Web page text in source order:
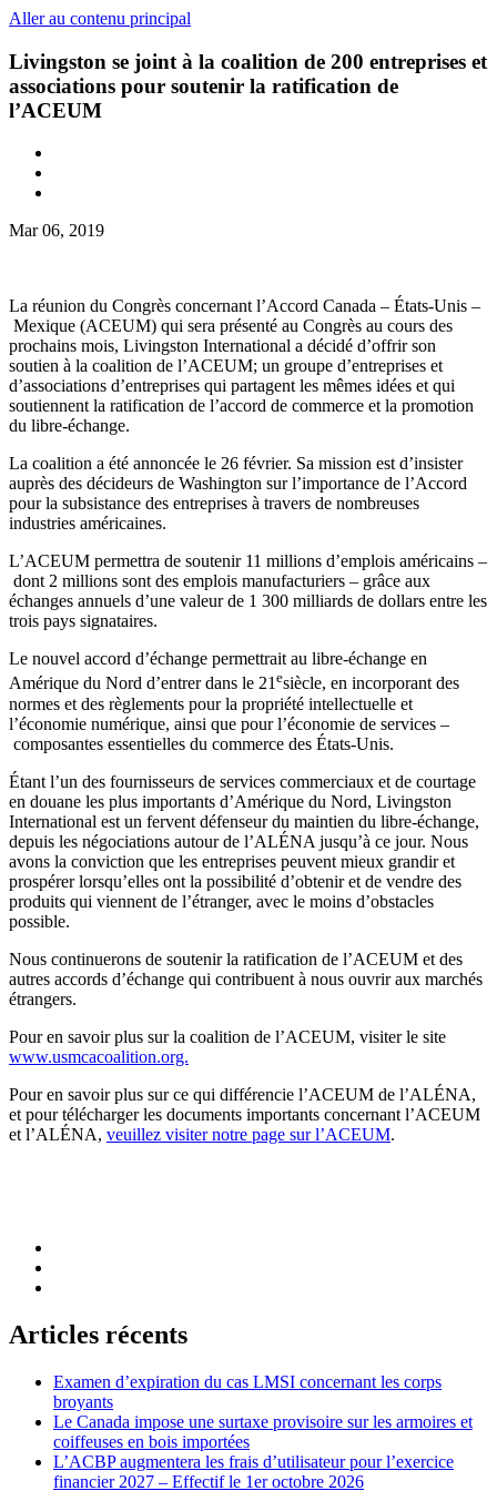
Aller au contenu principal
Livingston se joint à la coalition de 200 entreprises et
associations pour soutenir la ratification de
l’ACEUM
Mar 06, 2019
La réunion du Congrès concernant l’Accord Canada – États-Unis –
Mexique (ACEUM) qui sera présenté au Congrès au cours des
prochains mois, Livingston International a décidé d’offrir son
soutien à la coalition de l’ACEUM; un groupe d’entreprises et
d’associations d’entreprises qui partagent les mêmes idées et qui
soutiennent la ratification de l’accord de commerce et la promotion
du libre-échange.
La coalition a été annoncée le 26 février. Sa mission est d’insister
auprès des décideurs de Washington sur l’importance de l’Accord
pour la subsistance des entreprises à travers de nombreuses
industries américaines.
L’ACEUM permettra de soutenir 11 millions d’emplois américains –
dont 2 millions sont des emplois manufacturiers – grâce aux
échanges annuels d’une valeur de 1 300 milliards de dollars entre les
trois pays signataires.
Le nouvel accord d’échange permettrait au libre-échange en
Amérique du Nord d’entrer dans le 21esiècle, en incorporant des
normes et des règlements pour la propriété intellectuelle et
l’économie numérique, ainsi que pour l’économie de services –
composantes essentielles du commerce des États-Unis.
Étant l’un des fournisseurs de services commerciaux et de courtage
en douane les plus importants d’Amérique du Nord, Livingston
International est un fervent défenseur du maintien du libre-échange,
depuis les négociations autour de l’ALÉNA jusqu’à ce jour. Nous
avons la conviction que les entreprises peuvent mieux grandir et
prospérer lorsqu’elles ont la possibilité d’obtenir et de vendre des
produits qui viennent de l’étranger, avec le moins d’obstacles
possible.
Nous continuerons de soutenir la ratification de l’ACEUM et des
autres accords d’échange qui contribuent à nous ouvrir aux marchés
étrangers.
Pour en savoir plus sur la coalition de l’ACEUM, visiter le site
www.usmcacoalition.org.
Pour en savoir plus sur ce qui différencie l’ACEUM de l’ALÉNA,
et pour télécharger les documents importants concernant l’ACEUM
et l’ALÉNA, veuillez visiter notre page sur l’ACEUM.
Articles récents
Examen d’expiration du cas LMSI concernant les corps
broyants
Le Canada impose une surtaxe provisoire sur les armoires et
coiffeuses en bois importées
L’ACBP augmentera les frais d’utilisateur pour l’exercice
financier 2027 – Effectif le 1er octobre 2026